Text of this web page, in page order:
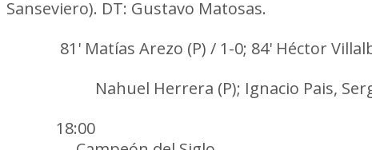
Sanseviero). DT: Gustavo Matosas.
81' Matías Arezo (P) / 1-0; 84' Héctor
Nahuel Herrera (P); Ignacio Pais,
18:00